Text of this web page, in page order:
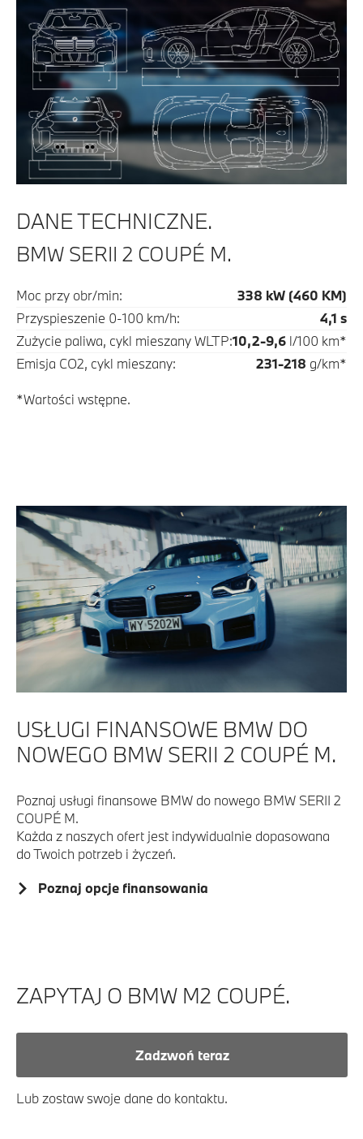
DANE TECHNICZNE.
BMW SERII 2 COUPÉ M.
Moc przy obr/min:
338 kW (460 KM)
Przyspieszenie 0-100 km/h:
4,1 s
Zużycie paliwa, cykl mieszany WLTP:10,2-9,6 l/100 km*
Emisja CO2, cykl mieszany:
231-218 g/km*
*Wartości wstępne.
USŁUGI FINANSOWE BMW DO
NOWEGO BMW SERII 2 COUPÉ M.
Poznaj usługi finansowe BMW do nowego BMW SERII 2
COUPÉ M.
Każda z naszych ofert jest indywidualnie dopasowana
do Twoich potrzeb i życzeń.
Poznaj opcje finansowania
ZAPYTAJ O BMW M2 COUPÉ.
Zadzwoń teraz
Lub zostaw swoje dane do kontaktu.